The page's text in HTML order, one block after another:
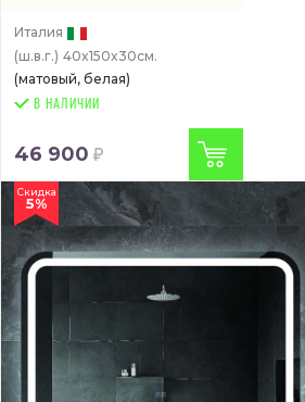
Италия
(ш.в.г.) 40x150x30см.
(матовый, белая)
В НАЛИЧИИ
46 900
Скидка
5%